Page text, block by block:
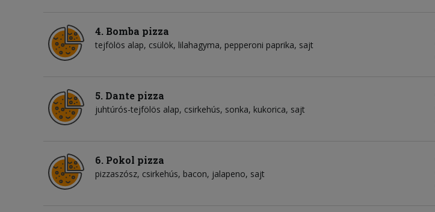
4. Bomba pizza
tejfölös alap csülök lilahagyma pepperoni paprika sajt
5. Dante pizza
juhtúrós-tejfölös alap csirkehús sonka kukorica sajt
6. Pokol pizza
pizzaszósz csirkehús bacon jalapeno sajt